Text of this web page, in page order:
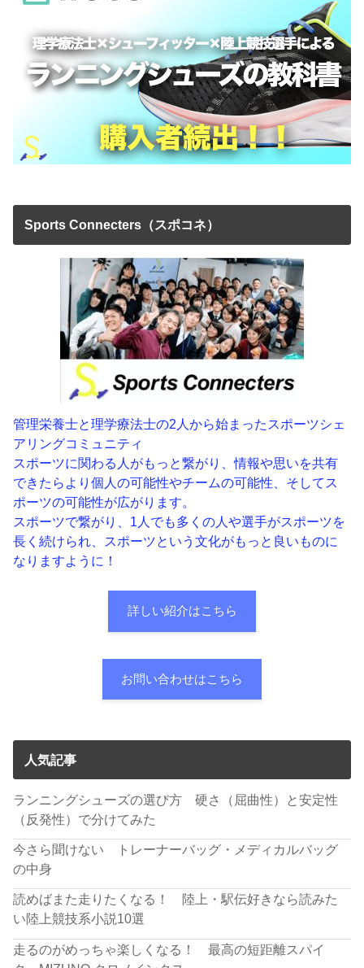
Sports Connecters（スポコネ）
管理栄養士と理学療法士の2人から始まったスポーツシェ
アリングコミュニティ
スポーツに関わる人がもっと繋がり、情報や思いを共有
できたらより個人の可能性やチームの可能性、そしてス
ポーツの可能性が広がります。
スポーツで繋がり、1人でも多くの人や選手がスポーツを
長く続けられ、スポーツという文化がもっと良いものに
なりますように！
詳しい紹介はこちら
お問い合わせはこちら
人気記事
ランニングシューズの選び方 硬さ（屈曲性）と安定性
（反発性）で分けてみた
今さら聞けない トレーナーバッグ・メディカルバッグ
の中身
読めばまた走りたくなる！ 陸上・駅伝好きなら読みた
い陸上競技系小説10選
走るのがめっちゃ楽しくなる！ 最高の短距離スパイ